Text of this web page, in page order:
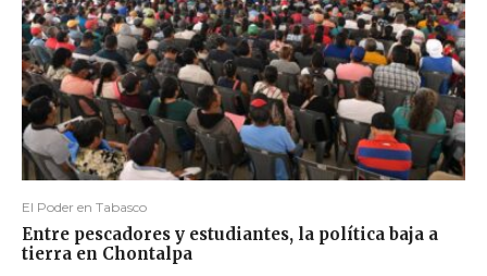
El Poder en Tabasco
Entre pescadores y estudiantes, la política baja a
tierra en Chontalpa